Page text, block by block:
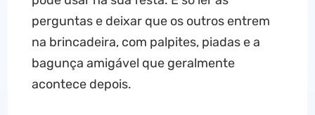
perguntas e deixar que os outros entrem
na brincadeira, com palpites, piadas e a
bagunça amigável que geralmente
acontece depois.